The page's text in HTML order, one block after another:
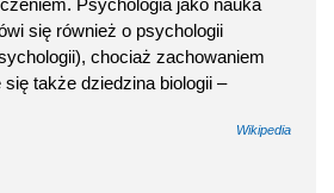
Psychologia jako nauka
się również o psychologii
chociaż zachowaniem
także dziedzina biologii –
Wikipedia